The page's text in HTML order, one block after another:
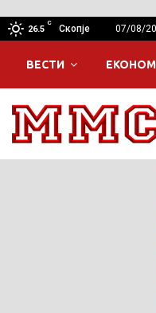
26.5
C
Скопје 07/08/
ВЕСТИ